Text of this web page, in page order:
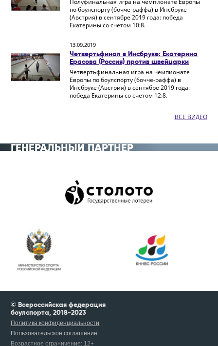
по боулспорту (бочче-раффа) в Инсбруке
(Австрия) в сентябре 2019 года: победа
Екатерины со счетом 10:8.
13.09.2019
Четвертьфинал в Инсбруке: Екатерина
Ерасова (Россия) против швейцарки
Четвертьфинальная игра на чемпионате
Европы по боулспорту (бочче-раффа) в
Инсбруке (Австрия) в сентябре 2019 года:
победа Екатерины со счетом 12:8.
ВСЕ ВИДЕО
ГЕНЕРАЛЬНЫЙ ПАРТНЁР
© Всероссийская федерация
боулспорта, 2018-2023
Политика конфиденциальности
Пользовательское соглашение
Возрастное ограничение: 12+